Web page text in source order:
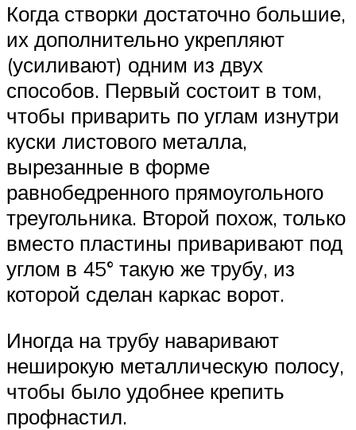
Когда створки достаточно большие,
их дополнительно укрепляют
(усиливают) одним из двух
способов. Первый состоит в том,
чтобы приварить по углам изнутри
куски листового металла,
вырезанные в форме
равнобедренного прямоугольного
треугольника. Второй похож, только
вместо пластины приваривают под
углом в 45° такую же трубу, из
которой сделан каркас ворот.
Иногда на трубу наваривают
неширокую металлическую полосу,
чтобы было удобнее крепить
профнастил.